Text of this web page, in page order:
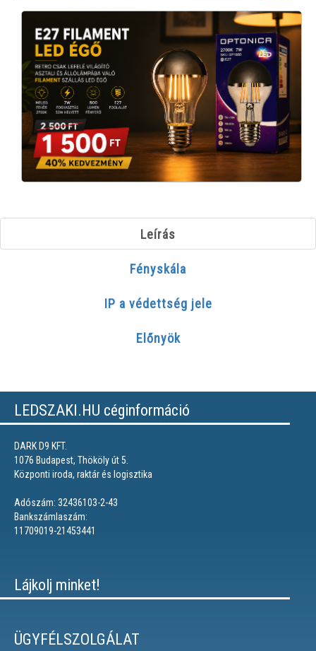
Leírás
Fényskála
IP a védettség jele
Előnyök
LEDSZAKI.HU céginformáció
DARK D9 KFT.
1076 Budapest, Thököly út 5.
Központi iroda, raktár és logisztika
Adószám: 32436103-2-43
Bankszámlaszám:
11709019-21453441
Lájkolj minket!
ÜGYFÉLSZOLGÁLAT